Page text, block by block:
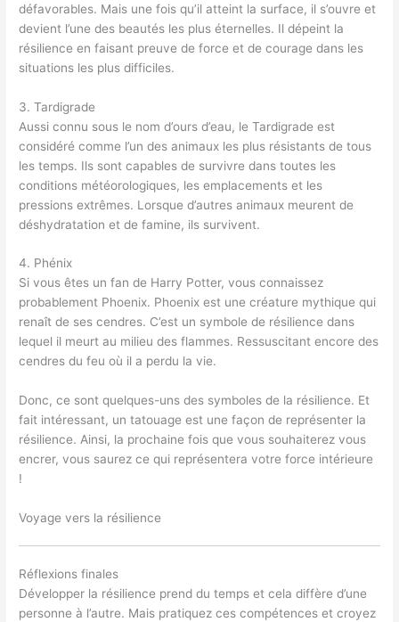
défavorables. Mais une fois qu’il atteint la surface, il s’ouvre et
devient l’une des beautés les plus éternelles. Il dépeint la
résilience en faisant preuve de force et de courage dans les
situations les plus difficiles.
3. Tardigrade
Aussi connu sous le nom d’ours d’eau, le Tardigrade est
considéré comme l’un des animaux les plus résistants de tous
les temps. Ils sont capables de survivre dans toutes les
conditions météorologiques, les emplacements et les
pressions extrêmes. Lorsque d’autres animaux meurent de
déshydratation et de famine, ils survivent.
4. Phénix
Si vous êtes un fan de Harry Potter, vous connaissez
probablement Phoenix. Phoenix est une créature mythique qui
renaît de ses cendres. C’est un symbole de résilience dans
lequel il meurt au milieu des flammes. Ressuscitant encore des
cendres du feu où il a perdu la vie.
Donc, ce sont quelques-uns des symboles de la résilience. Et
fait intéressant, un tatouage est une façon de représenter la
résilience. Ainsi, la prochaine fois que vous souhaiterez vous
encrer, vous saurez ce qui représentera votre force intérieure
!
Voyage vers la résilience
Réflexions finales
Développer la résilience prend du temps et cela diffère d’une
personne à l’autre. Mais pratiquez ces compétences et croyez